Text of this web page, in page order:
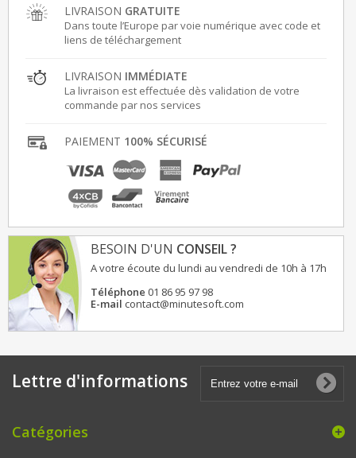
LIVRAISON GRATUITE
Dans toute l’Europe par voie numérique avec code et
liens de téléchargement
LIVRAISON IMMÉDIATE
La livraison est effectuée dès validation de votre
commande par nos services
PAIEMENT 100% SÉCURISÉ
BESOIN D'UN CONSEIL ?
A votre écoute du lundi au vendredi de 10h à 17h
Téléphone 01 86 95 97 98
E-mail contact@minutesoft.com
Lettre d'informations
Catégories